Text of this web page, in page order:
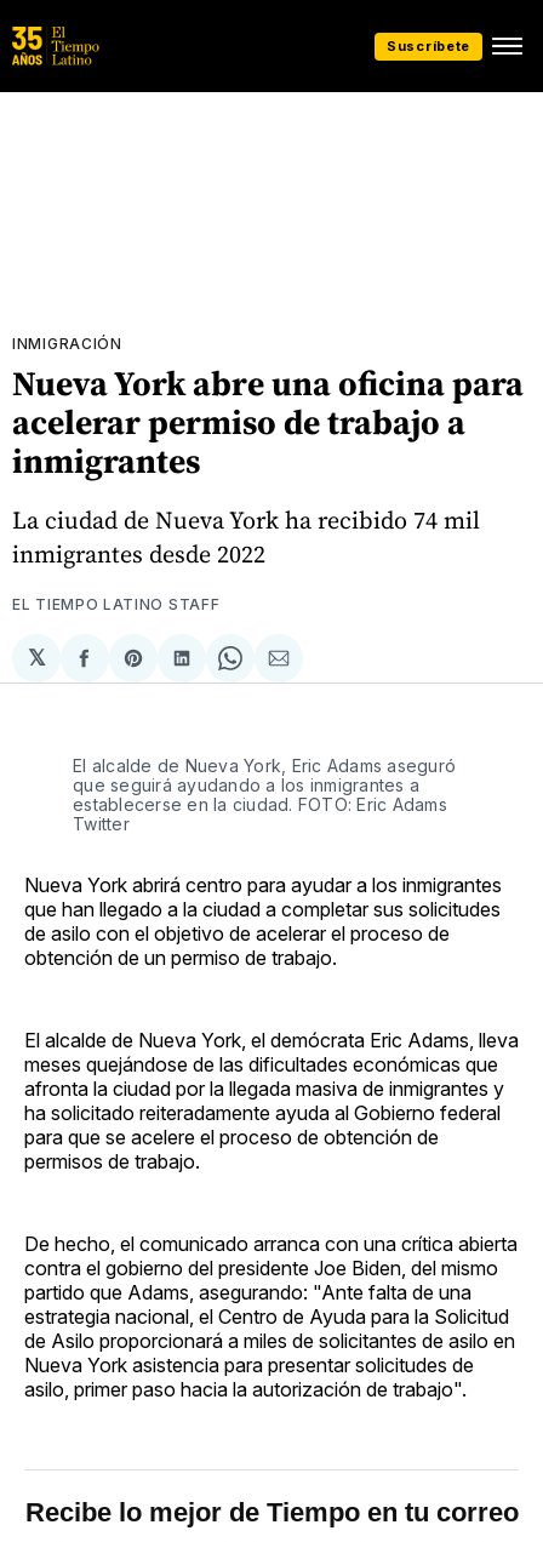
Suscríbete
INMIGRACIÓN
Nueva York abre una oficina para
acelerar permiso de trabajo a
inmigrantes
La ciudad de Nueva York ha recibido 74 mil
inmigrantes desde 2022
EL TIEMPO LATINO STAFF
𝕏
Compartir
en
Share
on
Compartir
en
Share
on
Compartir
via
El alcalde de Nueva York, Eric Adams aseguró
que seguirá ayudando a los inmigrantes a
establecerse en la ciudad. FOTO: Eric Adams
Twitter
Nueva York abrirá centro para ayudar a los inmigrantes
que han llegado a la ciudad a completar sus solicitudes
de asilo con el objetivo de acelerar el proceso de
obtención de un permiso de trabajo.
El alcalde de Nueva York, el demócrata Eric Adams, lleva
meses quejándose de las dificultades económicas que
afronta la ciudad por la llegada masiva de inmigrantes y
ha solicitado reiteradamente ayuda al Gobierno federal
para que se acelere el proceso de obtención de
permisos de trabajo.
De hecho, el comunicado arranca con una crítica abierta
contra el gobierno del presidente Joe Biden, del mismo
partido que Adams, asegurando: "Ante falta de una
estrategia nacional, el Centro de Ayuda para la Solicitud
de Asilo proporcionará a miles de solicitantes de asilo en
Nueva York asistencia para presentar solicitudes de
asilo, primer paso hacia la autorización de trabajo".
Recibe lo mejor de Tiempo en tu correo